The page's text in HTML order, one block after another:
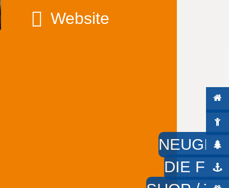
DIE
Website